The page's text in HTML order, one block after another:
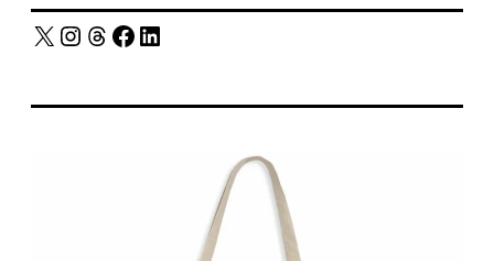
X Instagram Threads Facebook LinkedIn